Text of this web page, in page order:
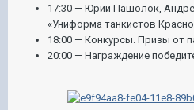
17:30 — Юрий Пашолок,
«Униформа танкистов
18:00 — Конкурсы. Призы от
20:00 — Награждение